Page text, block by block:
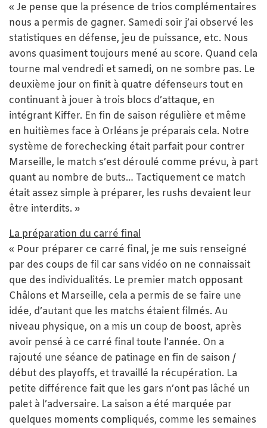
« Je pense que la présence de trios complémentaires
nous a permis de gagner. Samedi soir j’ai observé les
statistiques en défense, jeu de puissance, etc. Nous
avons quasiment toujours mené au score. Quand cela
tourne mal vendredi et samedi, on ne sombre pas. Le
deuxième jour on finit à quatre défenseurs tout en
continuant à jouer à trois blocs d’attaque, en
intégrant Kiffer. En fin de saison régulière et même
en huitièmes face à Orléans je préparais cela. Notre
système de forechecking était parfait pour contrer
Marseille, le match s’est déroulé comme prévu, à part
quant au nombre de buts… Tactiquement ce match
était assez simple à préparer, les rushs devaient leur
être interdits. »
La préparation du carré final
« Pour préparer ce carré final, je me suis renseigné
par des coups de fil car sans vidéo on ne connaissait
que des individualités. Le premier match opposant
Châlons et Marseille, cela a permis de se faire une
idée, d’autant que les matchs étaient filmés. Au
niveau physique, on a mis un coup de boost, après
avoir pensé à ce carré final toute l’année. On a
rajouté une séance de patinage en fin de saison /
début des playoffs, et travaillé la récupération. La
petite différence fait que les gars n’ont pas lâché un
palet à l’adversaire. La saison a été marquée par
quelques moments compliqués, comme les semaines